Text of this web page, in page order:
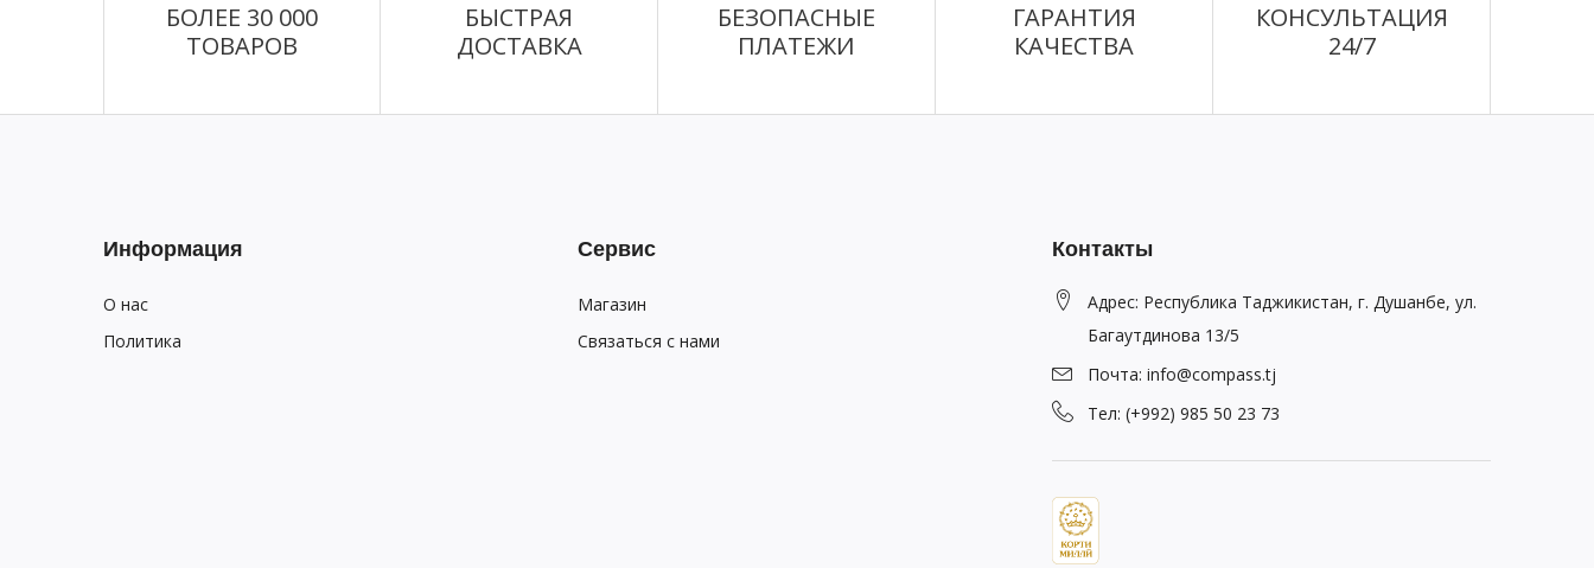
БОЛЕЕ 30 000
ТОВАРОВ
БЫСТРАЯ
ДОСТАВКА
БЕЗОПАСНЫЕ
ПЛАТЕЖИ
ГАРАНТИЯ
КАЧЕСТВА
КОНСУЛЬТАЦИЯ
24/7
Информация
О нас
Политика
Сервис
Магазин
Связаться с нами
Контакты
Адрес: Республика Таджикистан, г. Душанбе, ул.
Багаутдинова 13/5
Почта: info@compass.tj
Тел: (+992) 985 50 23 73